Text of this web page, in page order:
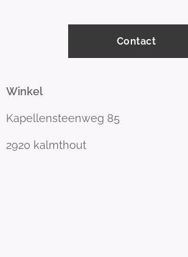
Contact
Winkel
Kapellensteenweg 85
2920 kalmthout